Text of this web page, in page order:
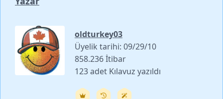
oldturkey03
Üyelik tarihi: 09/29/10
858.236 İtibar
123 adet Kılavuz yazıldı